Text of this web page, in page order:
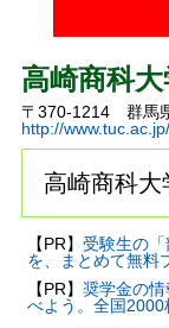
高崎商科大
〒370-1214 群馬
http://
高崎商科大
【PR】 受験生の
を、まとめて無料
【PR】 奨学金の
べよう。全国2000